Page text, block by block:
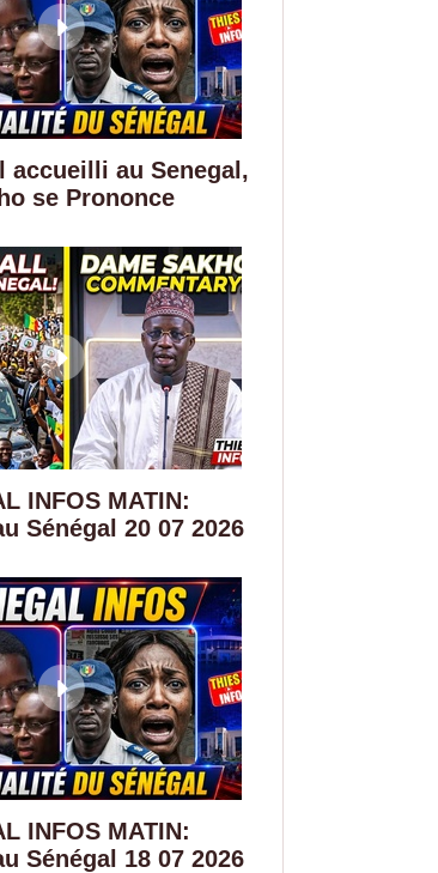
accueilli au Senegal,
se Prononce
INFOS MATIN:
Sénégal 20 07 2026
INFOS MATIN:
Sénégal 18 07 2026